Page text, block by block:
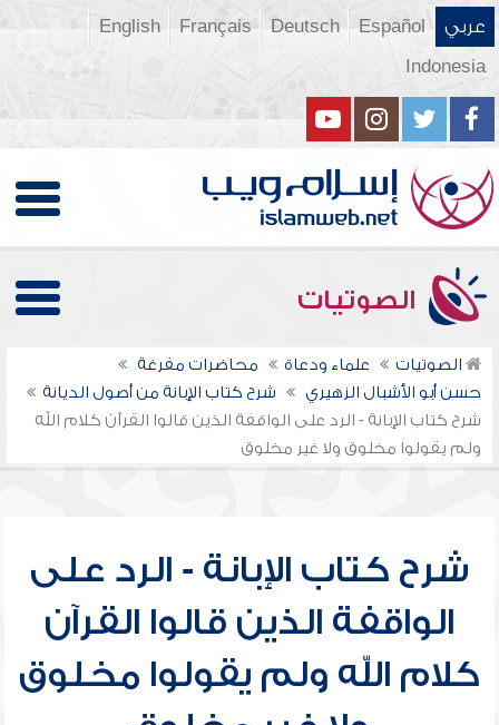
عربي Español
Deutsch
Français
English
Indonesia
الصوتيات
الصوتيات علماء ودعاة
محاضرات مفرغة
حسن أبو الأشبال الزهيري
شرح كتاب الإبانة من أصول الديانة
شرح كتاب الإبانة - الرد على الواقفة الذين قالوا القرآن كلام الله
ولم يقولوا مخلوق ولا غير مخلوق
شرح كتاب الإبانة - الرد على
الواقفة الذين قالوا القرآن
كلام الله ولم يقولوا مخلوق